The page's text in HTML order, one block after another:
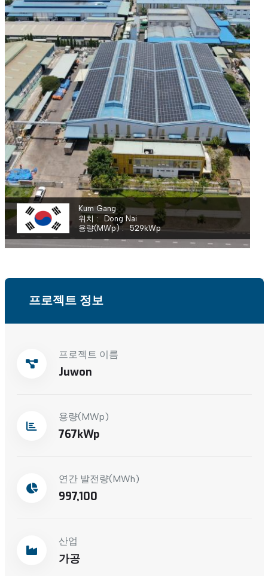
Kum Gang
위치
Dong Nai
용량(MWp)
529 kWp
프로젝트 정보
프로젝트 이름
Juwon
용량(MWp)
767
연간 발전량(MWh)
997,100
산업
가공